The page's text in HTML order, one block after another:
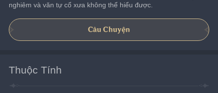
nghiêm và văn tự cổ xưa không thể hiểu được.
Câu Chuyện
Thuộc Tính